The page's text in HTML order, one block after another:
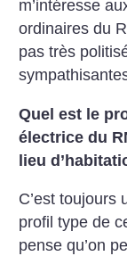
m’intéresse
ordinaires du
pas très
Quel est le
électrice du
lieu
C’est toujours
profil type de
pense qu’on